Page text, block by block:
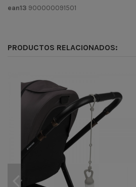
ean13 900000091501
PRODUCTOS RELACIONADOS: